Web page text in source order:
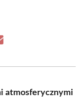
atmosferycznymi